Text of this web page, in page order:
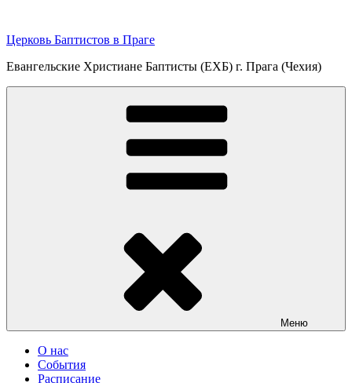
содержимому
Церковь Баптистов в Праге
Евангельские Христиане Баптисты (ЕХБ) г. Прага (Чехия)
Меню
О нас
События
Расписание